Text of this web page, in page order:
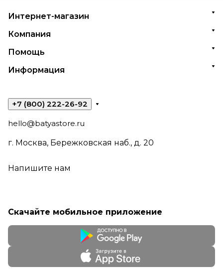
Интернет-магазин
Компания
Помощь
Информация
+7 (800) 222-26-92
hello@batyastore.ru
г. Москва, Бережковская наб., д. 20
Напишите нам
Скачайте мобильное приложение